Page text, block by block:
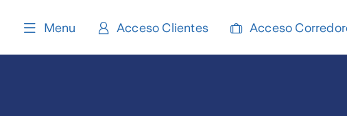
Menu Acceso Clientes Acceso